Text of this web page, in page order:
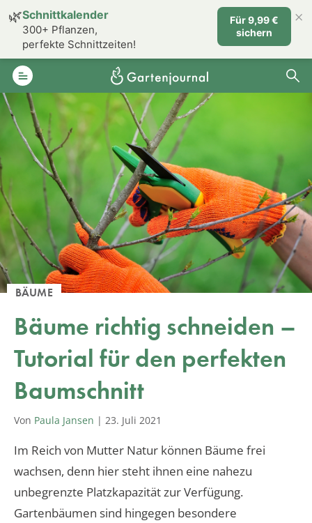
BÄUME
Bäume richtig schneiden –
Tutorial für den perfekten
Baumschnitt
Von Paula Jansen | 23. Juli 2021
Im Reich von Mutter Natur können Bäume frei
wachsen, denn hier steht ihnen eine nahezu
unbegrenzte Platzkapazität zur Verfügung.
Gartenbäumen sind hingegen besondere
🌿Schnittkalender
300+ Pflanzen,
perfekte Schnittzeiten!
Für 9,99 €
sichern
×